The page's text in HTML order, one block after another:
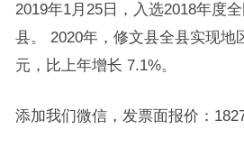
2019年1月25日，入选2018年度
县。 2020年，修文县全县实现地
元，比上年增长 7.1%。
添加我们微信，发票面报价：